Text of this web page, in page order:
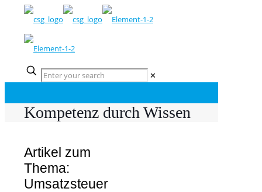
✕
Kompetenz durch Wissen
Artikel zum
Thema:
Umsatzsteuer